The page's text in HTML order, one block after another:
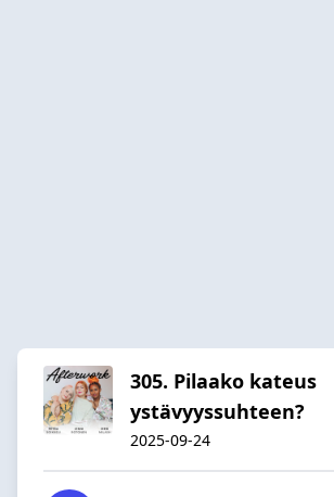
305. Pilaako kateus
ystävyyssuhteen?
2025-09-24